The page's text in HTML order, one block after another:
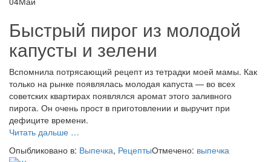
Быстрый пирог из молодой
капусты и зелени
Вспомнила потрясающий рецепт из тетрадки моей мамы. Как
только на рынке появлялась молодая капуста — во всех
советских квартирах появлялся аромат этого заливного
пирога. Он очень прост в приготовлении и выручит при
дефиците времени.
Читать дальше
из
…
Опыбликовано в: Выпечка, РецептыОтмечено: выпечка